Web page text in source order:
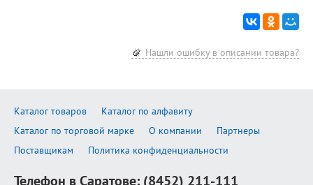
Нашли ошибку в описании товара?
Каталог товаров
Каталог по алфавиту
Каталог по торговой марке
О компании
Партнеры
Поставщикам
Политика конфиденциальности
Телефон в Саратове: (8452) 211-111